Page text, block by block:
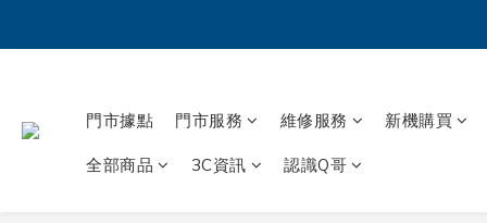
門市據點 門市服務 維修服務 新機購買
全部商品 3C資訊 認識Q哥